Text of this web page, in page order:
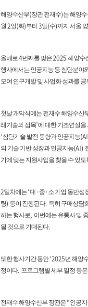
해양수산부(장관 전재수)는 해양
월 2일(화)부터 3일(수)까지 서울
올해로 4번째를 맞은2025 해양수
행사에서는 인공지능 등 첨단분야
모여 연구개발 및 사업화 성과를
첫날 개막식에는 전재수 해양수산
래기술의 접목’에 대한 기조연설
‘첨단기술 발전 동향과 인공지능
의 기술 기반 성장과 인공지능(AI)
기에 맞는 지원사업을 찾을 수 있
2일차에는‘대 · 중· 소 기업 동반성
팅) 등이 진행된다. 특히 구매상담
하는 행사로 이번에는 유통사 및
될 것으로 기대된다.
또한 행사기간 동안‘2025년 해양
정이다. 프로그램별 세부 일정 등
전재수 해양수산부 장관은“인공